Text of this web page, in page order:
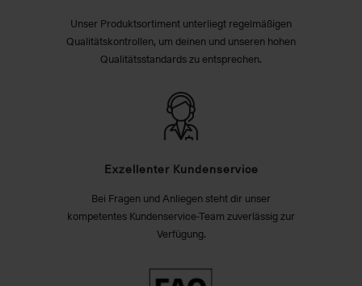
Unser Produktsortiment unterliegt regelmäßigen
Qualitätskontrollen, um deinen und unseren hohen
Qualitätsstandards zu entsprechen.
Exzellenter Kundenservice
Bei Fragen und Anliegen steht dir unser
kompetentes Kundenservice-Team zuverlässig zur
Verfügung.